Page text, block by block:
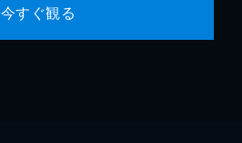
今すぐ観る